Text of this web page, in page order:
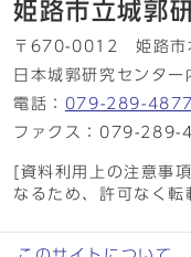
姫路市立城郭
〒670-0012 姫路市
日本城郭研究センター
電話： 079-289-4877
ファクス：079-289-
[資料利用上の注意事
なるため、許可なく転